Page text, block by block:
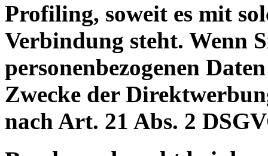
Profiling, soweit es mit
Verbindung steht. Wenn
personenbezogenen
Zwecke der
nach Art. 21 Abs. 2